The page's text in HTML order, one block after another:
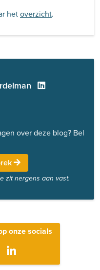
hetoverzicht.
over deze blog? Bel
zit nergens aan vast.
onze socials